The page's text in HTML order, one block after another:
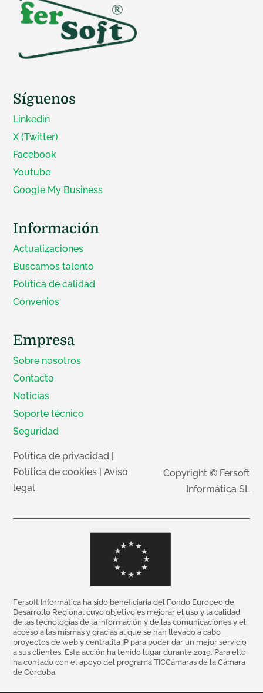
Síguenos
Linkedin
X (Twitter)
Facebook
Youtube
Google My Business
Información
Actualizaciones
Buscamos talento
Política de calidad
Convenios
Empresa
Sobre nosotros
Contacto
Noticias
Soporte técnico
Seguridad
Política de privacidad
Política de cookies |Aviso
legal
Copyright © Fersoft
Informática SL
Fersoft Informática ha sido beneficiaria del Fondo Europeo de
Desarrollo Regional cuyo objetivo es mejorar el uso y la calidad
de las tecnologías de la información y de las comunicaciones y el
acceso a las mismas y gracias al que se han llevado a cabo
proyectos de web y centralita IP para poder dar un mejor servicio
a sus clientes. Esta acción ha tenido lugar durante 2019. Para ello
ha contado con el apoyo del programa TICCámaras de la Cámara
de Córdoba.